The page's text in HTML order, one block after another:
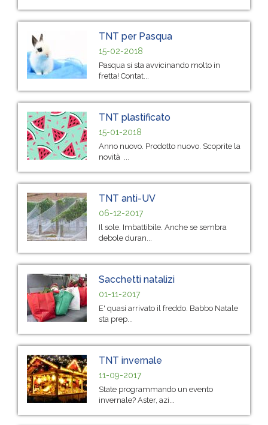
TNT per Pasqua
15-02-2018
Pasqua si sta avvicinando molto in
fretta! Contat...
TNT plastificato
15-01-2018
Anno nuovo. Prodotto nuovo. Scoprite la
novità ...
TNT anti-UV
06-12-2017
Il sole. Imbattibile. Anche se sembra
debole duran...
Sacchetti natalizi
01-11-2017
E' quasi arrivato il freddo. Babbo Natale
sta prep...
TNT invernale
11-09-2017
State programmando un evento
invernale? Aster, azi...